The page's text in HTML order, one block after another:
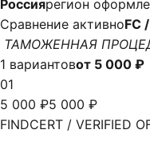
Россиярегион
Сравнение активноFC
ТАМОЖЕННАЯ
1 вариантовот 5 000 ₽
01
5 000 ₽5 000 ₽
FINDCERT / VERIFIED